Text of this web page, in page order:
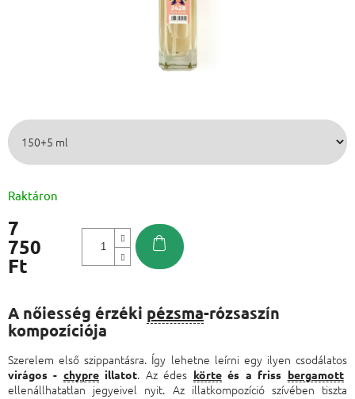
7
750
Ft
Raktáron
A nőiesség érzéki pézsma-rózsaszín
kompozíciója
Szerelem első szippantásra. Így lehetne leírni egy ilyen csodálatos
virágos - chypreillatot. Az édes körteés a friss bergamott
ellenállhatatlan jegyeivel nyit. Az illatkompozíció szívében tiszta